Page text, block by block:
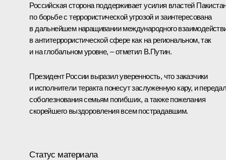
Российская сторона поддерживает усилия властей
по борьбе с террористической угрозой и заинтересована
в дальнейшем наращивании международного
в антитеррористической сфере как на региональном, так
и на глобальном уровне, – отметил В.Путин.
Президент России выразил уверенность, что заказчики
и исполнители теракта понесут заслуженную кару, и
соболезнования семьям погибших, а также пожелания
скорейшего выздоровления всем пострадавшим.
Статус материала